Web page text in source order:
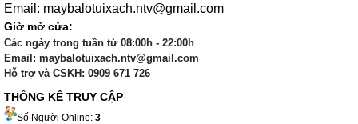
Email: maybalotuixach.ntv@gmail.com
Giờ mở cửa:
Các ngày trong tuần từ 08:00h - 22:00h
Email: maybalotuixach.ntv@gmail.com
Hỗ trợ và CSKH: 0909 671 726
THỐNG KÊ TRUY CẬP
Số Người Online: 3